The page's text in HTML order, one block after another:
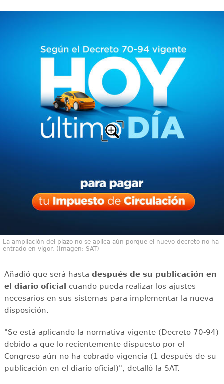
La ampliación del plazo no se aplica aún porque el nuevo decreto no ha
entrado en vigor. (Imagen: SAT)
Añadió que será hasta después de su publicación en
el diario oficial cuando pueda realizar los ajustes
necesarios en sus sistemas para implementar la nueva
disposición.
"Se está aplicando la normativa vigente (Decreto 70-94)
debido a que lo recientemente dispuesto por el
Congreso aún no ha cobrado vigencia (1 después de su
publicación en el diario oficial)", detalló la SAT.